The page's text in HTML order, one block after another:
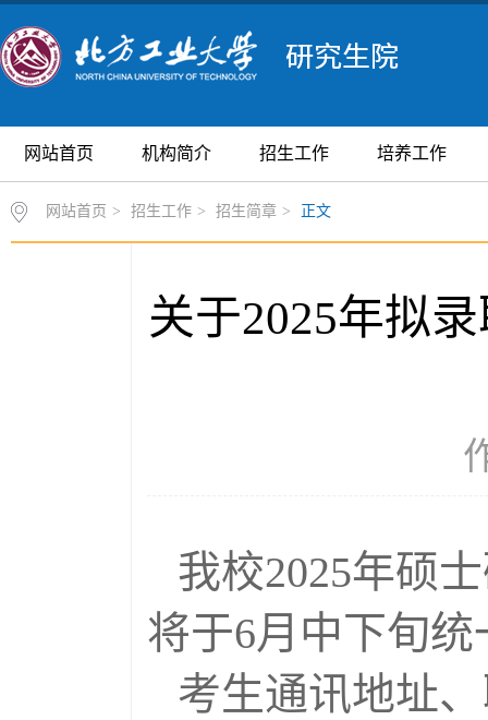
网站首页 机构简介 招生工作 培养工作
网站首页 > 招生工作 > 招生简章 > 正文
关于2025年拟
我校2025年硕
将于6月中下旬
考生通讯地址